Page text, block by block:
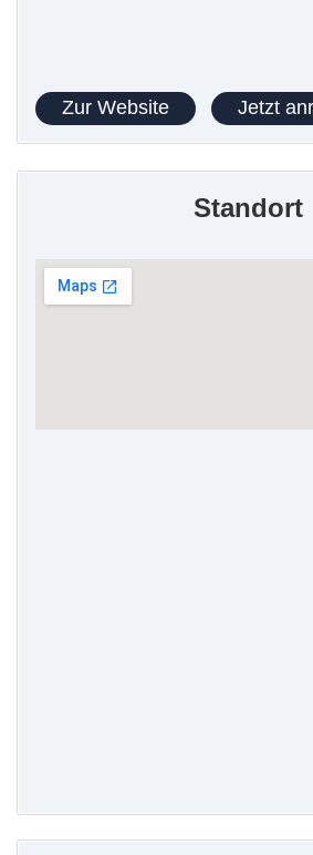
Zur Website Jetzt
Standort